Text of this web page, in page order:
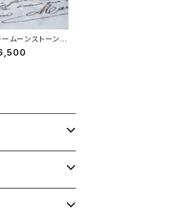
ームーンストーンプ
ング RG24-249